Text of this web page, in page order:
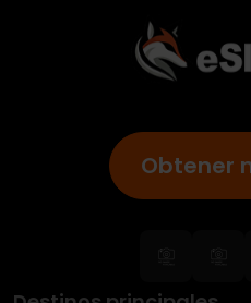
Obtener